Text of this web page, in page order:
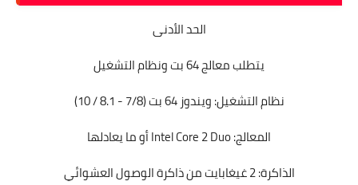
الحد الأدنى
يتطلب معالج 64 بت ونظام التشغيل
نظام التشغيل: ويندوز 64 بت (7/8 - 8.1 / 10)
المعالج: Intel Core 2 Duo أو ما يعادلها
الذاكرة: 2 غيغابايت من ذاكرة الوصول العشوائي